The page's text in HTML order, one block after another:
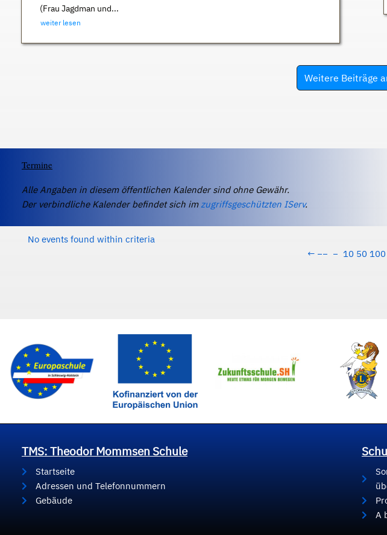
(Frau Jagdman und...
weiter lesen
Weitere Beiträge
Termine
Alle Angaben in diesem öffentlichen Kalender sind ohne Gewähr.
Der verbindliche Kalender befindet sich imzugriffsgeschützten IServ.
No events found within criteria
← −− − 10 50 100
TMS: Theodor Mommsen Schule
Startseite
Adressen und Telefonnummern
Gebäude
A